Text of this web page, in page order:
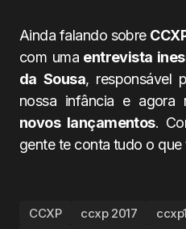
Ainda falando sobre
com umaentrevista
da Sousa, responsável
nossa infância e
novos lançamentos.
gente te conta tudo o que
CCXP ccxp 2017